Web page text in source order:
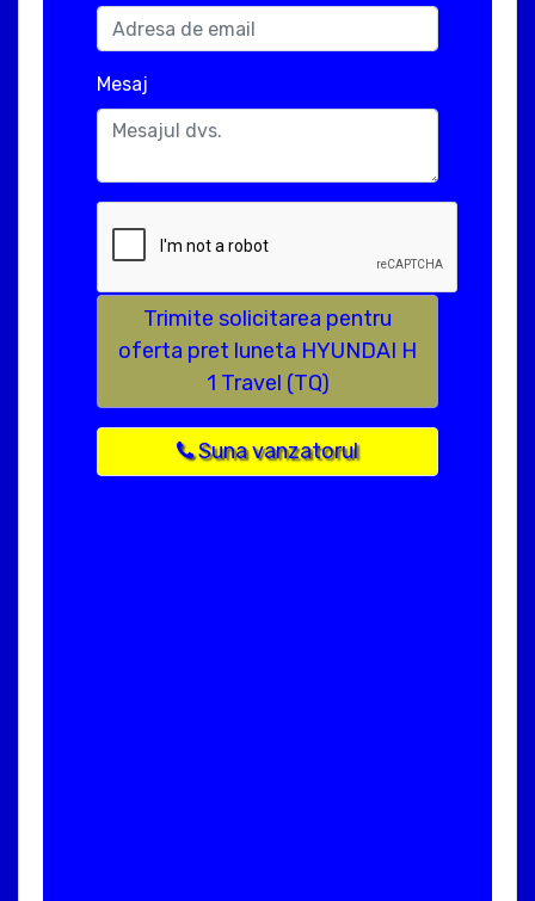
Mesaj
Trimite solicitarea pentru
oferta pret luneta HYUNDAI H
1 Travel (TQ)
Suna vanzatorul